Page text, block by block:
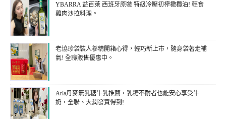
YBARRA 益百萊 西班牙原裝 特級冷壓初榨橄欖油! 輕食
雞肉沙拉料理。
老協珍袋裝人蔘精開箱心得，輕巧新上市，隨身袋著走補
氣! 全聯販售優惠中。
Arla丹麥無乳糖牛乳推薦，乳糖不耐者也能安心享受牛
奶，全聯、大潤發買得到!